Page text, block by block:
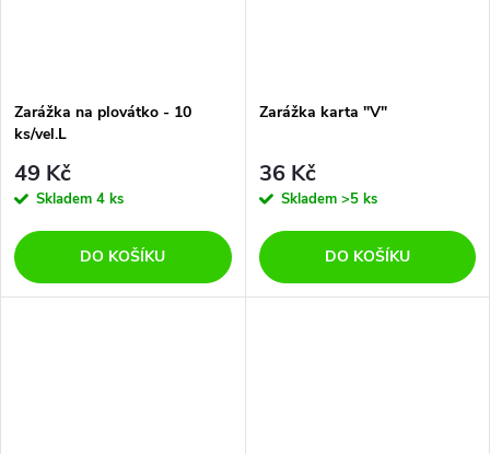
Zarážka na plovátko - 10
ks/vel.L
49 Kč
Skladem 4 ks
DO KOŠÍKU
Zarážka karta "V"
36 Kč
Skladem >5 ks
DO KOŠÍKU